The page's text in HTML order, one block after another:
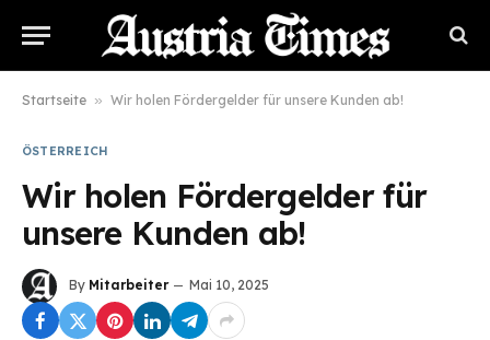
Startseite » Wir holen Fördergelder für unsere Kunden ab!
ÖSTERREICH
Wir holen Fördergelder für
unsere Kunden ab!
By Mitarbeiter Mai 10, 2025